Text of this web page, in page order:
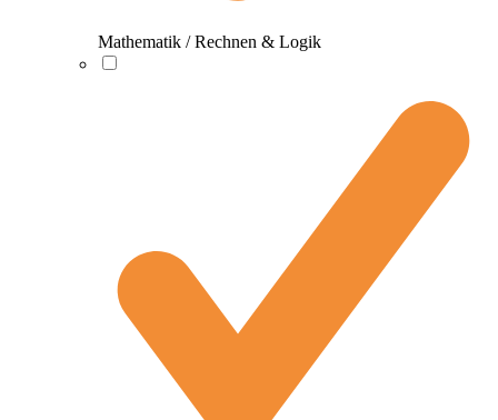
Mathematik / Rechnen & Logik